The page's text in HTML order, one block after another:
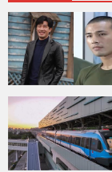
{PLAYICON}